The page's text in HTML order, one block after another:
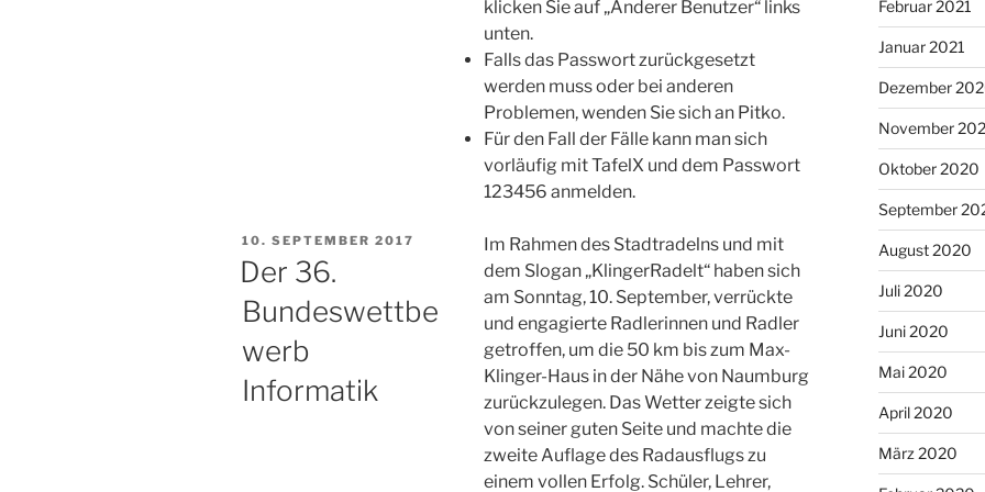
klicken Sie auf „Anderer Benutzer“ links
unten.
Falls das Passwort zurückgesetzt
werden muss oder bei anderen
Problemen, wenden Sie sich an Pitko.
Für den Fall der Fälle kann man sich
vorläufig mit TafelX und dem Passwort
123456 anmelden.
Im Rahmen des Stadtradelns und mit
dem Slogan „KlingerRadelt“ haben sich
am Sonntag, 10. September, verrückte
und engagierte Radlerinnen und Radler
getroffen, um die 50 km bis zum Max-
Klinger-Haus in der Nähe von Naumburg
zurückzulegen. Das Wetter zeigte sich
von seiner guten Seite und machte die
zweite Auflage des Radausflugs zu
einem vollen Erfolg. Schüler, Lehrer,
VERÖFFENTLICHT
10. SEPTEMBER 2017
Der 36.
Bundeswettbe
werb
Informatik
Februar 2021
Januar 2021
Dezember
November
Oktober 2020
September
August 2020
Juli 2020
Juni 2020
Mai 2020
April 2020
März 2020